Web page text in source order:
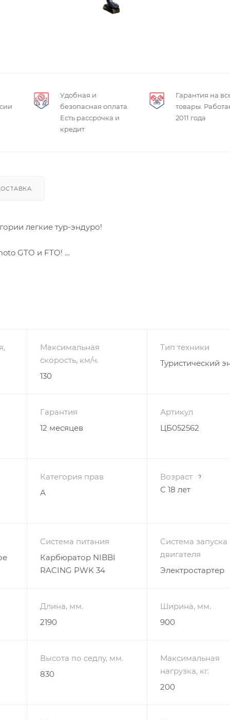
Удобная и
безопасная оплата.
Есть рассрочка и
кредит
Гарантия на
товары.
2011 года
легкие тур-эндуро!
GTO и FTO!
4 клапана, 6 передач)
174YMN от XADV (воздушно-масляное
обслуживание!
Максимальная
скорость, км/ч.
130
Тип техники
Туристический
Гарантия
12 месяцев
Артикул
ЦБ052562
Категория прав
А
Возраст ?
С 18 лет
Система питания
Карбюратор NIBBI
RACING PWK 34
Система запуска
двигателя
Электростартер
Длина, мм.
2190
Ширина, мм.
900
Высота по седлу, мм.
830
Максимальная
нагрузка, кг.
200